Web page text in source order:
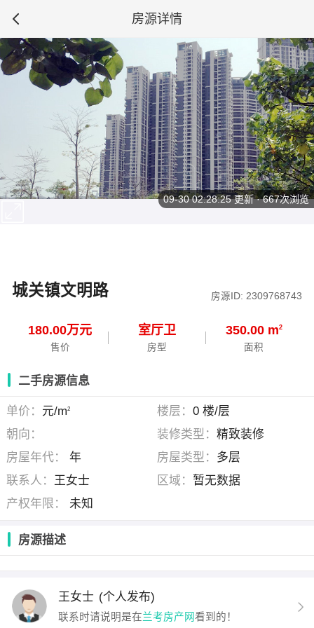
房源详情
城关镇文明路 房源ID: 2309768743
180.00万元
售价
室厅卫
房型
350.00 m2
面积
09-30 02:28:25更新 · 667次浏览
二手房源信息
单价： 元/m2 楼层： 0 楼/层
朝向：
装修类型： 精致装修
房屋年代：
年 房屋类型： 多层
联系人： 王女士 区域： 暂无数据
产权年限：
未知
房源描述
王女士 (个人发布)
联系时请说明是在兰考房产网看到的！